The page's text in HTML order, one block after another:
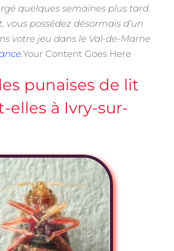
quelques semaines plus tard.
vous possédez désormais d’un
votre jeu dans le Val-de-Marne
.Your Content Goes Here
punaises de lit
elles à Ivry-sur-